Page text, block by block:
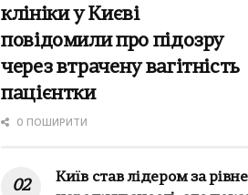
клініки у Києві
повідомили про підозру
через втрачену вагітність
пацієнтки
0 ПОШИРИТИ
Київ став лідером за